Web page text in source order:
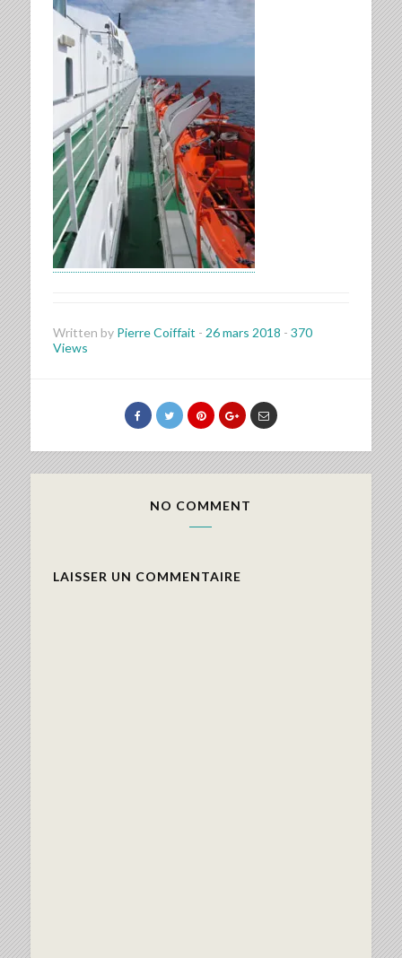
Written by Pierre Coiffait - 26 mars 2018 - 370
Views
NO COMMENT
LAISSER UN COMMENTAIRE